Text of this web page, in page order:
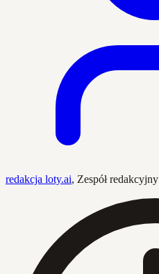
redakcja loty.ai, Zespół redakcyjny